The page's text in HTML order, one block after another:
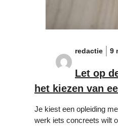
redactie 9
Let op
het kiezen van
Je kiest een opleiding
werk iets concreets wilt